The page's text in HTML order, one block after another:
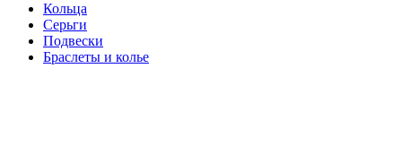
Кольца
Серьги
Подвески
Браслеты и колье